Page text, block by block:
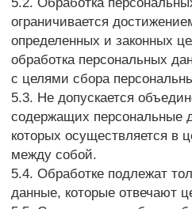
обязательному раскрытию в
с федеральным законом.
8. Порядок сбора, хранения, передачи и
видов обработки персональных данных
Безопасность персональных данных,
обрабатываются Оператором,
путем реализации правовых,
и технических мер, необходимых для
в полном объеме требований
данных.
8.1. Оператор обеспечивает сохранность
персональных данных и принимает все
меры, исключающие доступ к
данным неуполномоченных лиц.